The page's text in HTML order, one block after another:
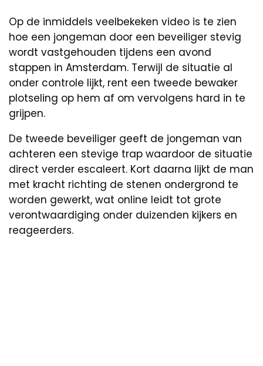
Op de inmiddels veelbekeken video is te zien
hoe een jongeman door een beveiliger stevig
wordt vastgehouden tijdens een avond
stappen in Amsterdam. Terwijl de situatie al
onder controle lijkt, rent een tweede bewaker
plotseling op hem af om vervolgens hard in te
grijpen.
De tweede beveiliger geeft de jongeman van
achteren een stevige trap waardoor de situatie
direct verder escaleert. Kort daarna lijkt de man
met kracht richting de stenen ondergrond te
worden gewerkt, wat online leidt tot grote
verontwaardiging onder duizenden kijkers en
reageerders.